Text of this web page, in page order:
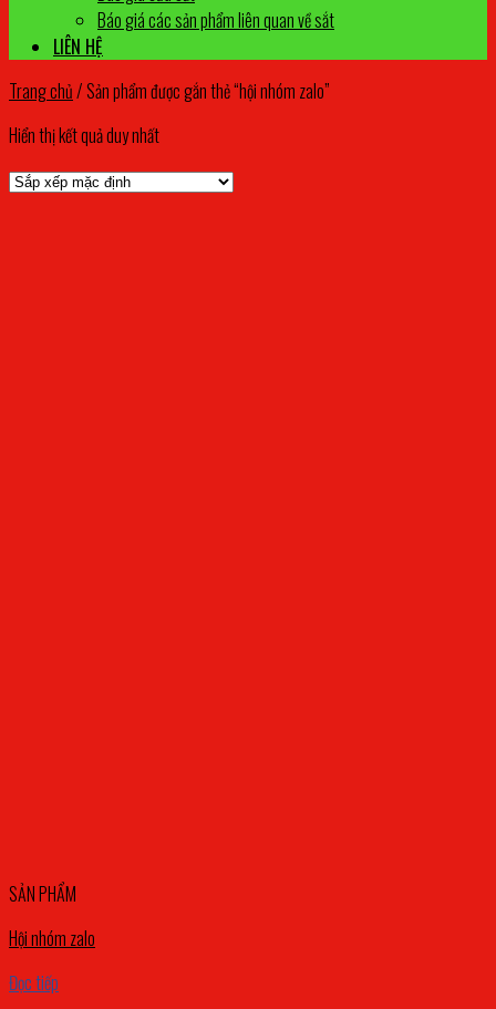
Báo giá các sản phẩm liên quan về sắt
LIÊN HỆ
Trang chủ/Sản phẩm được gắn thẻ “hội nhóm zalo”
Hiển thị kết quả duy nhất
SẢN PHẨM
Hội nhóm zalo
Đọc tiếp